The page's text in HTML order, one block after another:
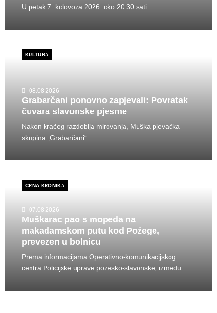
U petak 7. kolovoza 2026. oko 20.30 sati...
KULTURA
08.08.2026
Grabarčani ponovno zapjevali: Povratak
čuvara slavonske pjesme
Nakon kraćeg razdoblja mirovanja, Muška pjevačka
skupina „Grabarčani“...
CRNA KRONIKA
07.08.2026
Muškarac pao s mopeda na
makadamskom putu kod Požege,
prevezen u bolnicu
Prema informacijama Operativno-komunikacijskog
centra Policijske uprave požeško-slavonske, između...